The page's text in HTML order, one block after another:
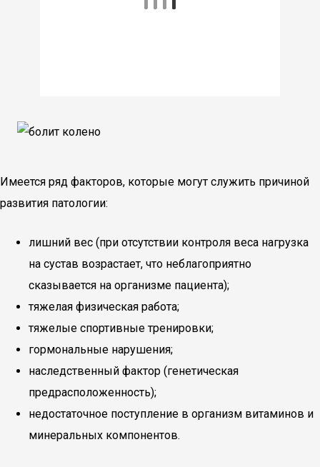
Имеется ряд факторов, которые могут служить причиной
развития патологии:
лишний вес (при отсутствии контроля веса нагрузка
на сустав возрастает, что неблагоприятно
сказывается на организме пациента);
тяжелая физическая работа;
тяжелые спортивные тренировки;
гормональные нарушения;
наследственный фактор (генетическая
предрасположенность);
недостаточное поступление в организм витаминов и
минеральных компонентов.